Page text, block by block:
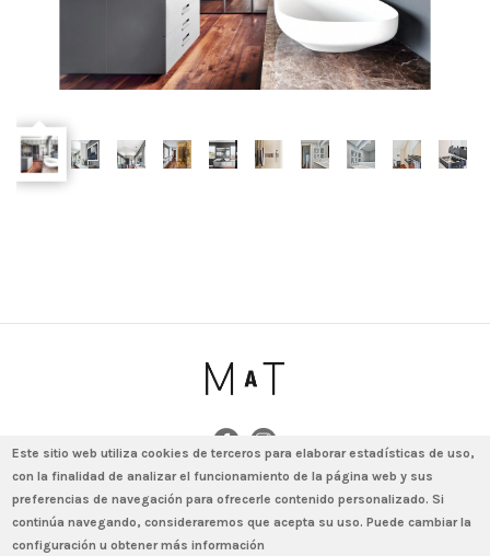
© 2020 - MAT by MINIM · Amigó 78-80, bajos (local) · 08021 Barcelona ·
T. (+34) 931 640 603 · info@matminim.com
Aviso legal Política de protección de datos
Este sitio web utiliza cookies de terceros para elaborar estadísticas de uso,
con la finalidad de analizar el funcionamiento de la página web y sus
preferencias de navegación para ofrecerle contenido personalizado. Si
continúa navegando, consideraremos que acepta su uso. Puede cambiar la
configuración u obtener más información